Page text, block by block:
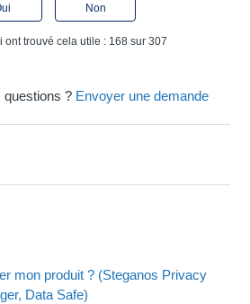
Non
ont trouvé cela utile : 168 sur 307
questions ? Envoyer une demande
mon produit ? (Steganos Privacy
Data Safe)